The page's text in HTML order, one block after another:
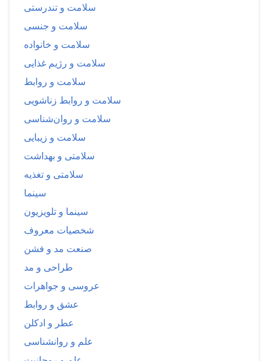
سلامت و تندرستی
سلامت و جنسی
سلامت و خانواده
سلامت و رژیم غذایی
سلامت و روابط
سلامت و روابط زناشویی
سلامت و روان‌شناسی
سلامت و زیبایی
سلامتی و بهداشت
سلامتی و تغذیه
سینما
سینما و تلویزیون
شخصیات معروف
صنعت مد و فشن
طراحی و مد
عروسی و جواهرات
عشق و روابط
عطر و ادکلن
علم و روانشناسی